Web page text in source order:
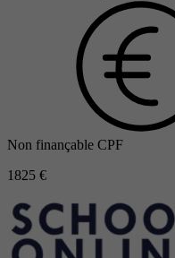
Non finançable CPF
1825 €